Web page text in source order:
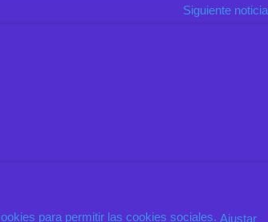
Siguiente
para permitir las cookies sociales. Ajustar